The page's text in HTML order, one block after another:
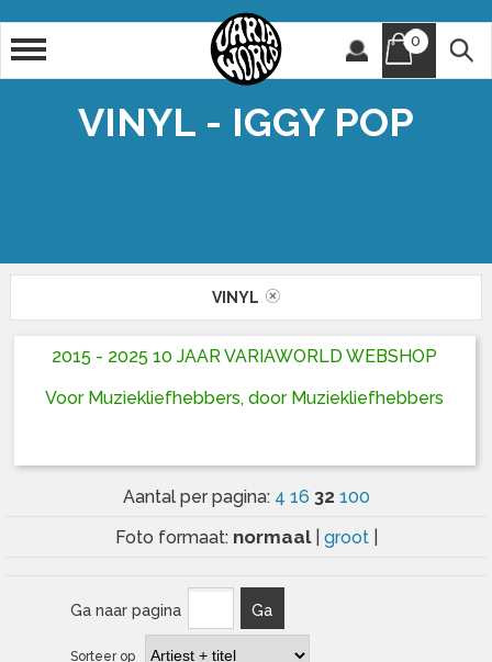
0
VINYL - IGGY POP
VINYL
2015 - 2025 10 JAAR VARIAWORLD WEBSHOP
Voor Muziekliefhebbers, door Muziekliefhebbers
Aantal per pagina: 4 16 32 100
Foto formaat: normaal groot
Ga naar pagina Ga
Sorteer op